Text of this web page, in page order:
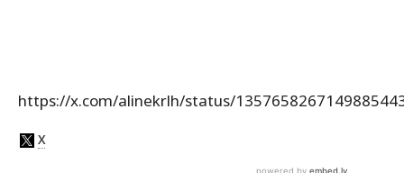
https://x.com/alinekrlh/status/